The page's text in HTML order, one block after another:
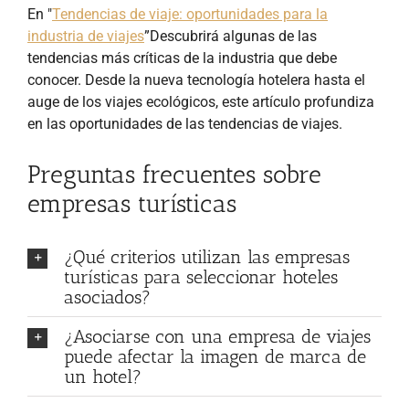
En "Tendencias de viaje: oportunidades para la
industria de viajes”Descubrirá algunas de las
tendencias más críticas de la industria que debe
conocer. Desde la nueva tecnología hotelera hasta el
auge de los viajes ecológicos, este artículo profundiza
en las oportunidades de las tendencias de viajes.
Preguntas frecuentes sobre
empresas turísticas
¿Qué criterios utilizan las empresas
turísticas para seleccionar hoteles
asociados?
¿Asociarse con una empresa de viajes
puede afectar la imagen de marca de
un hotel?